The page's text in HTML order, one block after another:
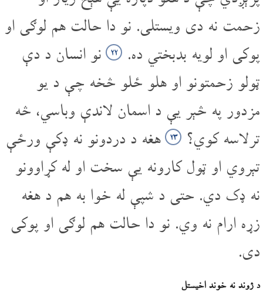
زحمت نه دی ویستلی. نو دا حالت هم لوګی او
پوکی او لویه بدبختي ده.
۲۲ نو انسان د دې
ټولو زحمتونو او هلو ځلو څخه چې د یو
مزدور په څېر یې د اسمان لاندې وباسي، څه
تر‌لاسه کوي؟
۲۳ هغه د دردونو نه ډکې ورځې
تېروي او ټول کارونه یې سخت او له کړاوونو
نه ډک دي. حتی د شپې له خوا به هم د هغه
زړه ارام نه وي. نو دا حالت هم لوګی او پوکی
دی.
د ژوند نه خوند اخیستل